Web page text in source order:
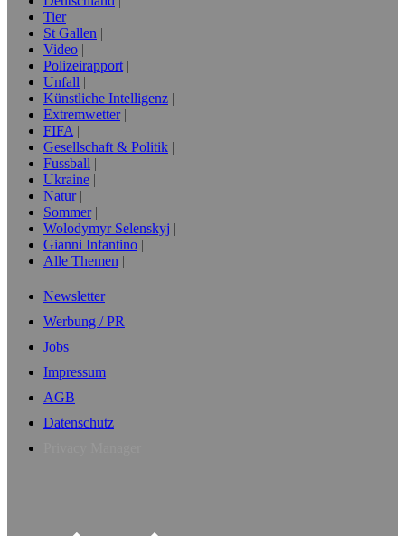
Tier
St Gallen
Video
Polizeirapport
Unfall
Künstliche Intelligenz
Extremwetter
FIFA
Gesellschaft & Politik
Fussball
Ukraine
Natur
Sommer
Wolodymyr Selenskyj
Gianni Infantino
Alle Themen
Newsletter
Werbung / PR
Jobs
Impressum
AGB
Datenschutz